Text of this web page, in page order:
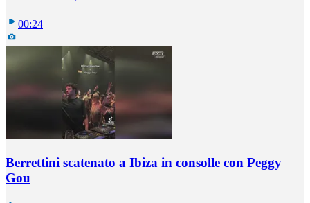
00:24
Berrettini scatenato a Ibiza in consolle con Peggy
Gou